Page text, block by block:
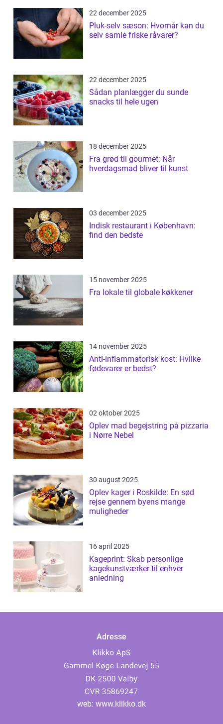
22 december 2025
Pluk-selv sæson: Hvornår kan du
selv samle friske råvarer?
22 december 2025
Sådan planlægger du sunde
snacks til hele ugen
18 december 2025
Fra grød til gourmet: Når
hverdagsmad bliver til kunst
03 december 2025
Indisk restaurant i København:
find den bedste
15 november 2025
Fra lokale til globale køkkener
14 november 2025
Anti-inflammatorisk kost: Hvilke
fødevarer er bedst?
02 oktober 2025
Oplev mad begejstring på pizzaria
i Nørre Nebel
30 august 2025
Oplev kager i Roskilde: En sød
rejse gennem byens mange
muligheder
16 april 2025
Kageprint: Skab personlige
kagekunstværker til enhver
anledning
Adresse
web: www.klikko.dk